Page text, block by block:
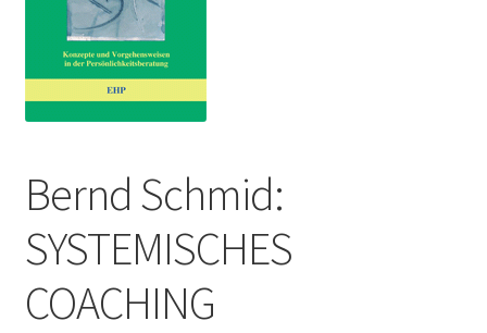
Bernd Schmid:
SYSTEMISCHES
COACHING